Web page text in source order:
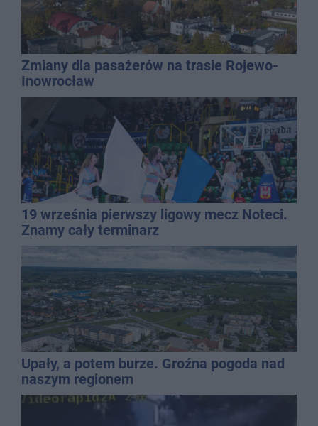
Zmiany dla pasażerów na trasie Rojewo-
Inowrocław
19 września pierwszy ligowy mecz Noteci.
Znamy cały terminarz
Upały, a potem burze. Groźna pogoda nad
naszym regionem